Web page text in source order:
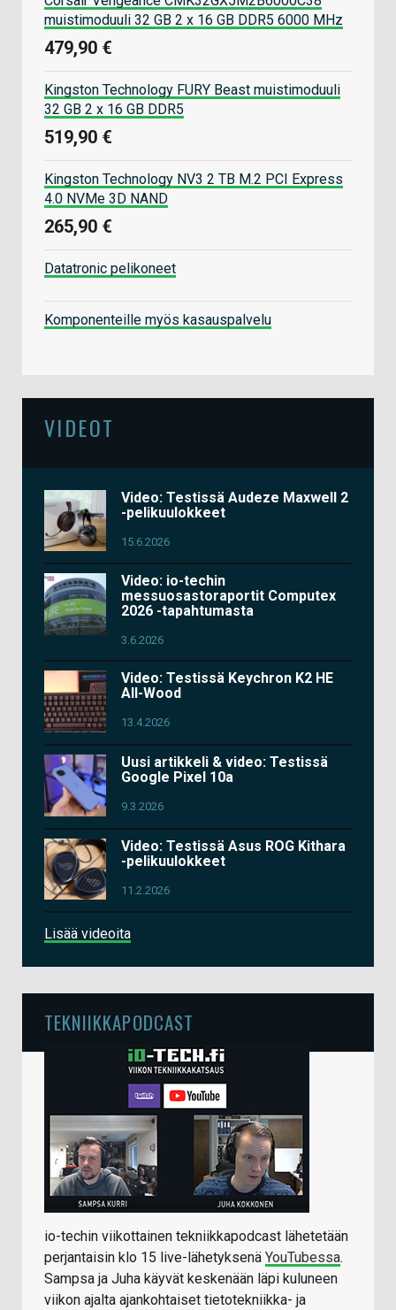
muistimoduuli 32 GB 2 x 16 GB DDR5 6000 MHz
479,90 €
Kingston Technology FURY Beast muistimoduuli
32 GB 2 x 16 GB DDR5
519,90 €
Kingston Technology NV3 2 TB M.2 PCI Express
4.0 NVMe 3D NAND
265,90 €
Datatronic pelikoneet
Komponenteille myös kasauspalvelu
VIDEOT
Video: Testissä Audeze Maxwell 2
-pelikuulokkeet
15.6.2026
Video: io-techin
messuosastoraportit Computex
2026 -tapahtumasta
3.6.2026
Video: Testissä Keychron K2 HE
All-Wood
13.4.2026
Uusi artikkeli & video: Testissä
Google Pixel 10a
9.3.2026
Video: Testissä Asus ROG Kithara
-pelikuulokkeet
11.2.2026
Lisää videoita
TEKNIIKKAPODCAST
io-techin viikottainen tekniikkapodcast lähetetään
perjantaisin klo 15 live-lähetyksenä YouTubessa.
Sampsa ja Juha käyvät keskenään läpi kuluneen
viikon ajalta ajankohtaiset tietotekniikka- ja